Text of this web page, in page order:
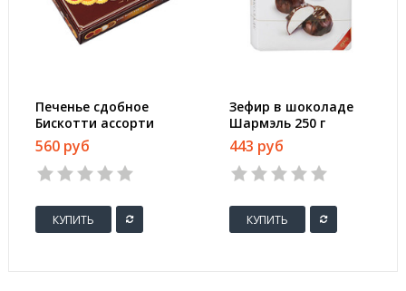
Печенье сдобное
Бискотти ассорти
345 г
560 руб
КУПИТЬ
Зефир в шоколаде
Шармэль 250 г
443 руб
КУПИТЬ